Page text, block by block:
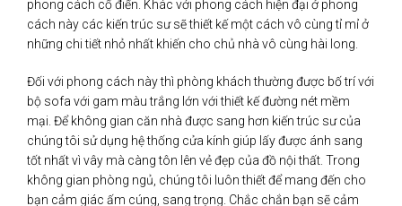
phong cách cổ điển. Khác với phong cách hiện đại ở phong
cách này các kiến trúc sư sẽ thiết kế một cách vô cùng tỉ mỉ ở
những chi tiết nhỏ nhất khiến cho chủ nhà vô cùng hài long.
Đối với phong cách này thì phòng khách thường được bố trí với
bộ sofa với gam màu trắng lớn với thiết kế đường nét mềm
mại. Để không gian căn nhà được sang hơn kiến trúc sư của
chúng tôi sử dụng hệ thống cửa kính giúp lấy được ánh sang
tốt nhất vì vây mà càng tôn lên vẻ đẹp của đồ nội thất. Trong
không gian phòng ngủ, chúng tôi luôn thiết để mang đến cho
bạn cảm giác ấm cúng, sang trọng. Chắc chắn bạn sẽ cảm